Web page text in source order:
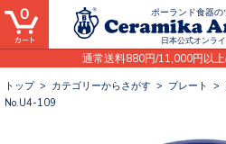
ポーランド食器の
日本公式オンラ
通常送料880円/11,000円以
0
トップ> カテゴリーからさがす > プレート >
No.U4-109